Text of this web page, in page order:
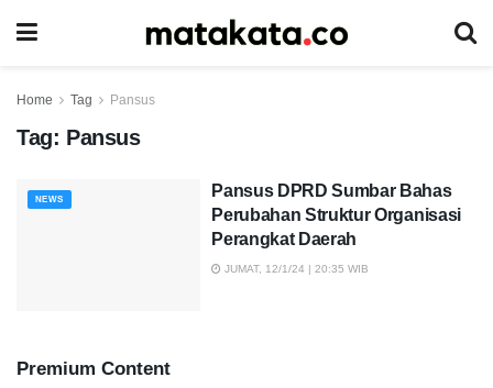
Home Tag Pansus
Tag: Pansus
NEWS
Pansus DPRD Sumbar Bahas
Perubahan Struktur Organisasi
Perangkat Daerah
JUMAT, 12/1/24 | 20:35 WIB
Premium Content